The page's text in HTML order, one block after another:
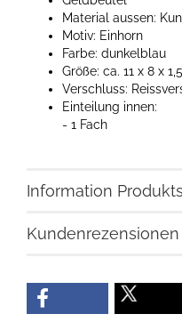
Material aussen:
Motiv: Einhorn
Farbe: dunkelblau
Größe: ca. 11 x 8 x
Verschluss:
Einteilung innen:
- 1 Fach
Information
Kundenrezensionen